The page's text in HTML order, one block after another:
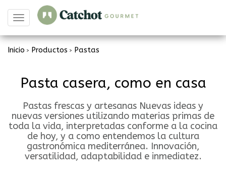
Toggle
navigation
Inicio > Productos > Pastas
Pasta casera, como en casa
Pastas frescas y artesanas Nuevas ideas y
nuevas versiones utilizando materias primas de
toda la vida, interpretadas conforme a la cocina
de hoy, y a como entendemos la cultura
gastronómica mediterránea. Innovación,
versatilidad, adaptabilidad e inmediatez.